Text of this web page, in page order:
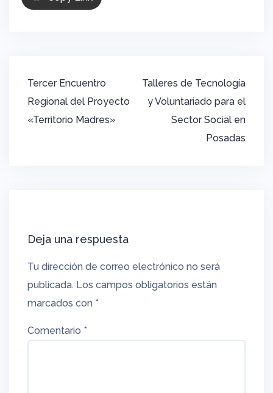
Navegación
de
entradas
Tercer Encuentro
Regional del Proyecto
«Territorio Madres»
Talleres de Tecnología
y Voluntariado para el
Sector Social en
Posadas
Deja una respuesta
Tu dirección de correo electrónico no será
publicada. Los campos obligatorios están
marcados con *
Comentario *